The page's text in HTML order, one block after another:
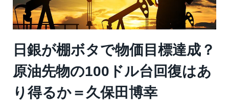
日銀が棚ボタで物価目標達成？
原油先物の100ドル台回復はあ
り得るか＝久保田博幸